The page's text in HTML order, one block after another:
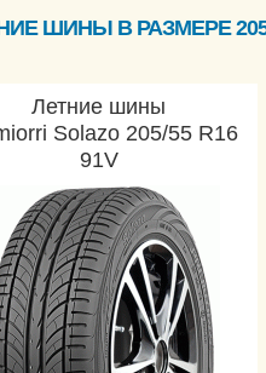
ШИНЫ В РАЗМЕРЕ
Летние шины
Solazo 205/55 R16
91V